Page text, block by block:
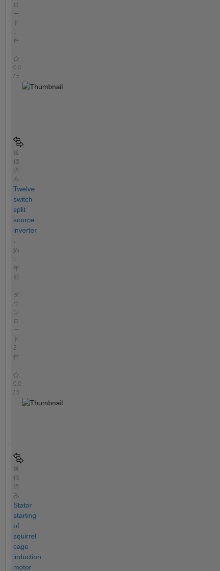
ロ
ー
ド
1
件
|
0.0
/ 5
送
信
済
み
Twelve
switch
split
source
inverter
約
1
年
前
|
ダ
ウ
ン
ロ
ー
ド
2
件
|
0.0
/ 5
送
信
済
み
Stator
starting
of
squirrel
cage
induction
motor